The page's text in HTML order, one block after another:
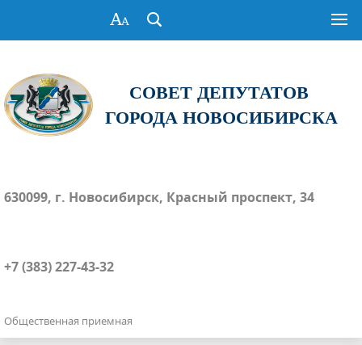
СОВЕТ ДЕПУТАТОВ
ГОРОДА НОВОСИБИРСКА
630099, г. Новосибирск, Красный проспект, 34
+7 (383) 227-43-32
Общественная приемная